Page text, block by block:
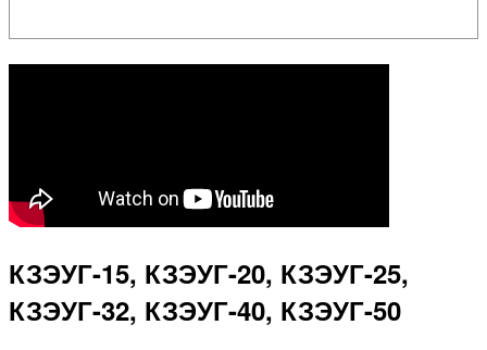
КЗЭУГ-15, КЗЭУГ-20, КЗЭУГ-25,
КЗЭУГ-32, КЗЭУГ-40, КЗЭУГ-50